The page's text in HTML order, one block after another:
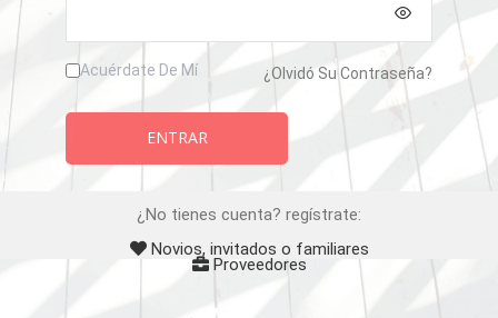
Acuérdate De Mí ¿Olvidó Su Contraseña?
ENTRAR
¿No tienes cuenta? regístrate:
Novios, invitados o familiares
Proveedores